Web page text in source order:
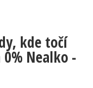
kde točí
Nealko -